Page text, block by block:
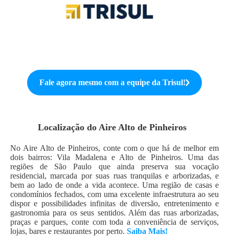
Fale agora mesmo com a equipe da Trisul!
Localização do Aire Alto de Pinheiros
No Aire Alto de Pinheiros, conte com o que há de melhor em
dois bairros: Vila Madalena e Alto de Pinheiros. Uma das
regiões de São Paulo que ainda preserva sua vocação
residencial, marcada por suas ruas tranquilas e arborizadas, e
bem ao lado de onde a vida acontece. Uma região de casas e
condomínios fechados, com uma excelente infraestrutura ao seu
dispor e possibilidades infinitas de diversão, entretenimento e
gastronomia para os seus sentidos. Além das ruas arborizadas,
praças e parques, conte com toda a conveniência de serviços,
lojas, bares e restaurantes por perto. Saiba Mais!